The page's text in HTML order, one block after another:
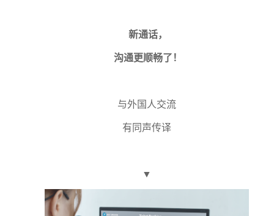
新通话，
沟通更顺畅了！
与外国人交流
有同声传译
▼